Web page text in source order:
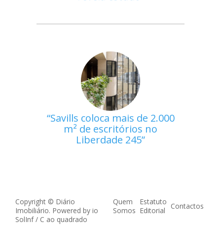
Savills coloca mais de 2.000
m² de escritórios no
Liberdade 245
Copyright © Diário
Imobiliário. Powered by io
SolInf/ C ao quadrado
Quem
Somos
Estatuto
Editorial
Contactos